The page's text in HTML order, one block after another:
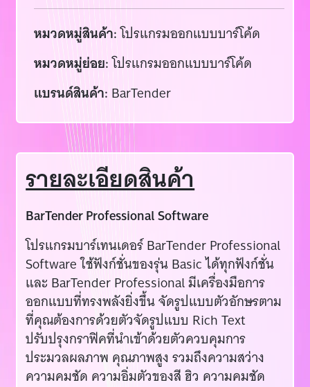
หมวดหมู่สินค้า:โปรแกรมออกแบบบาร์โค้ด
หมวดหมู่ย่อย:โปรแกรมออกแบบบาร์โค้ด
แบรนด์สินค้า: BarTender
รายละเอียดสินค้า
BarTender Professional Software
โปรแกรมบาร์เทนเดอร์ BarTender Professional
Software ใช้ฟังก์ชั่นของรุ่น Basic ได้ทุกฟังก์ชั่น
และ BarTender Professional มีเครื่องมือการ
ออกแบบที่ทรงพลังยิ่งขึ้น จัดรูปแบบตัวอักษรตาม
ที่คุณต้องการด้วยตัวจัดรูปแบบ Rich Text
ปรับปรุงกราฟิคที่นำเข้าด้วยตัวควบคุมการ
ประมวลผลภาพ คุณภาพสูง รวมถึงความสว่าง
ความคมชัด ความอิ่มตัวของสี ฮิว ความคมชัด